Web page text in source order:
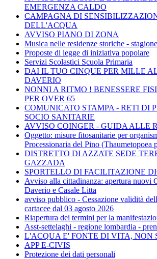
EMERGENZA CALDO
CAMPAGNA DI
DELL'ACQUA
AVVISO PIANO DI ZONA
Musica nelle residenze storiche -
Proposte di legge di iniziativa popolare
Servizi Scolastici Scuola Primaria
DAI IL TUO CINQUE PER MILLE
DAVERIO
NONNI A RITMO ! BENESSERE
PER OVER 65
COMUNICATO STAMPA - RETI DI
SOCIO SANITARIE
AVVISO COINGER - GUIDA ALLE
Oggetto: misure fitosanitarie per
Processionaria del Pino (Thaumetopoea
DISTRETTO DI AZZATE SEDE
GAZZADA
SPORTELLO DI FACILITAZIONE
Avviso alla cittadinanza: apertura nuovi
Daverio e Casale Litta
avviso pubblico - Cessazione validità
cartacee dal 03 agosto 2026
Riapertura dei termini per la
Asst-settelaghi - regione lombardia -
L'ACQUA E' FONTE DI VITA, NON
APP E-CIVIS
Protezione dei dati personali